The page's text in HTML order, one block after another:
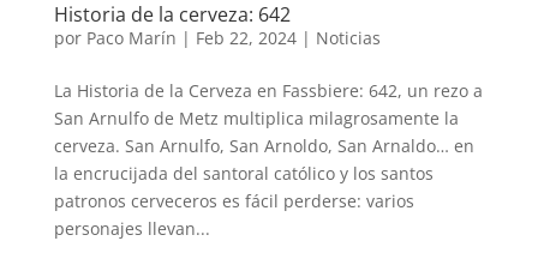
Historia de la cerveza: 642
por Paco Marín | Feb 22, 2024| Noticias
La Historia de la Cerveza en Fassbiere: 642, un rezo a
San Arnulfo de Metz multiplica milagrosamente la
cerveza. San Arnulfo, San Arnoldo, San Arnaldo… en
la encrucijada del santoral católico y los santos
patronos cerveceros es fácil perderse: varios
personajes llevan...